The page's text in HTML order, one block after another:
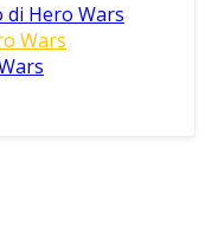
di Hero Wars
Wars